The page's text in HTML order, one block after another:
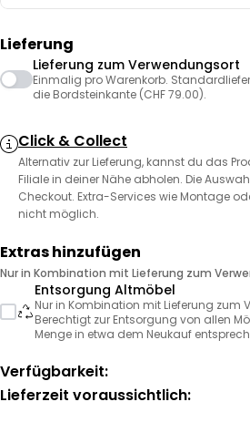
Lieferung
Lieferung zum Verwendungsort
Einmalig pro Warenkorb.
die Bordsteinkante (CHF 79.00).
Click & Collect
Alternativ zur Lieferung, kannst du das
Filiale in deiner Nähe abholen. Die
Checkout. Extra-Services wie Montage
nicht möglich.
Extras hinzufügen
Nur in Kombination mit Lieferung zum
Entsorgung Altmöbel
Nur in Kombination mit Lieferung zum
Berechtigt zur Entsorgung von allen
Menge in etwa dem Neukauf
Verfügbarkeit:
Lieferzeit voraussichtlich: